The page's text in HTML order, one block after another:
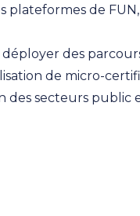
plateformes de
des
de micro-
des secteurs public